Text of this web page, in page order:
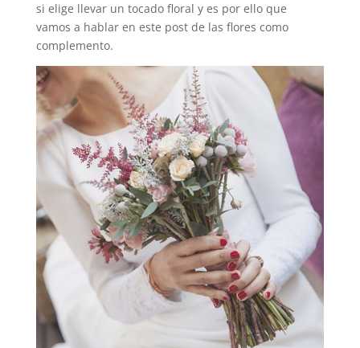
si elige llevar un tocado floral y es por ello que
vamos a hablar en este post de las flores como
complemento.